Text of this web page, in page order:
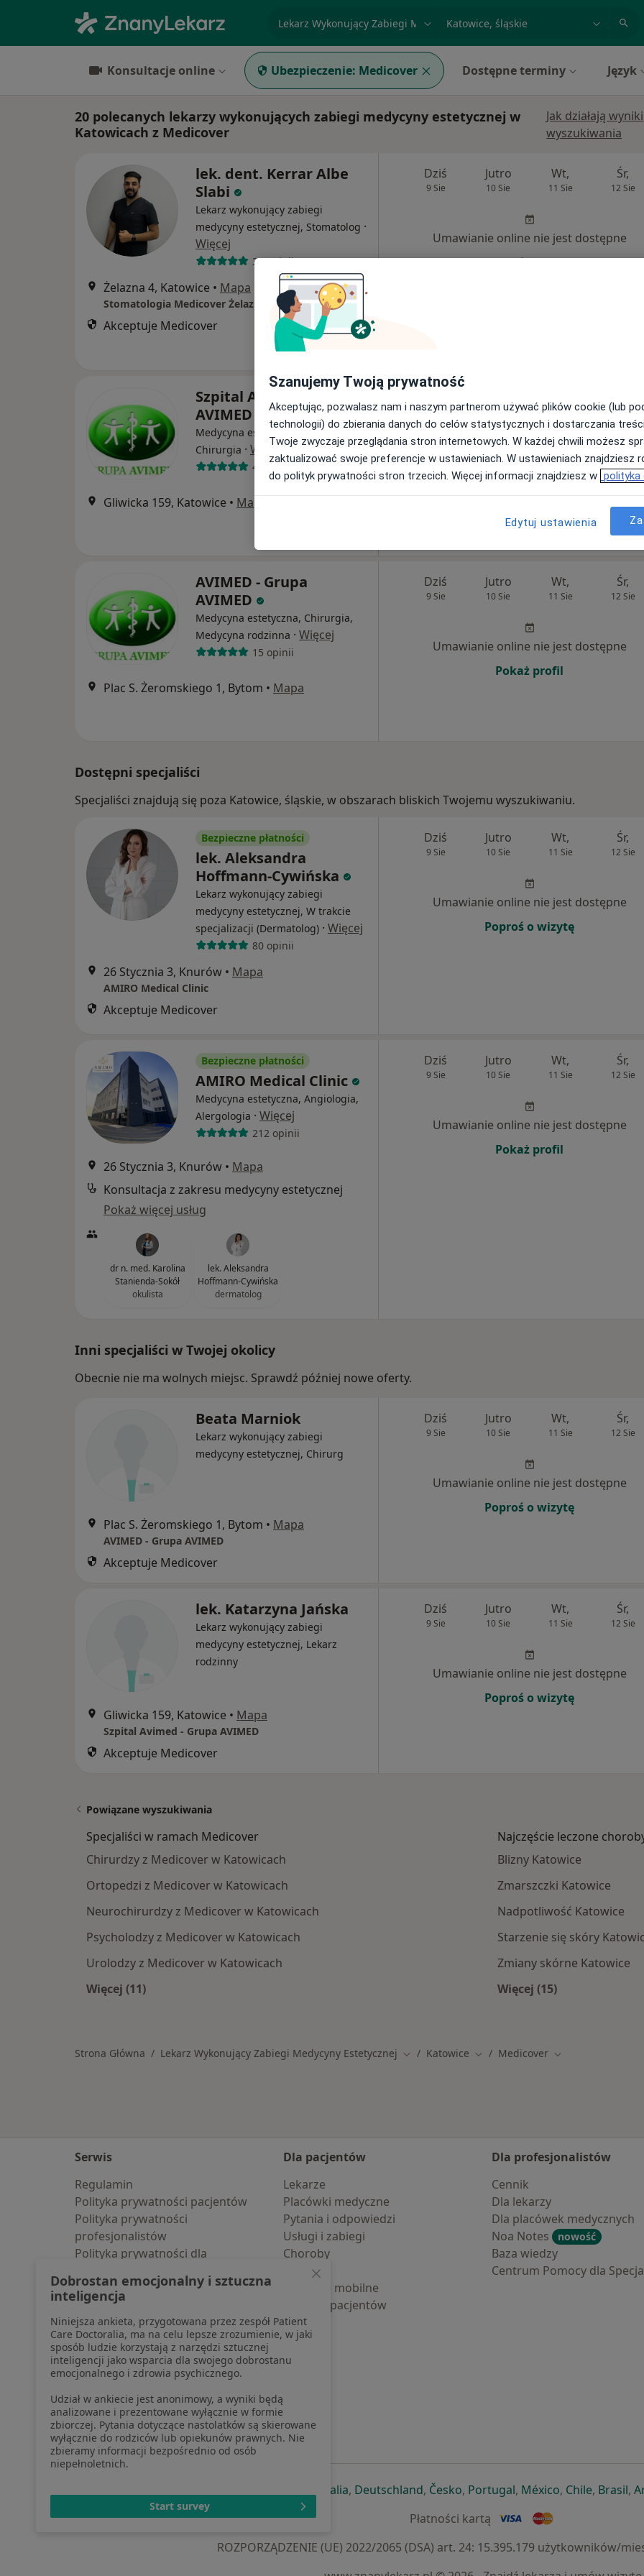
miasto lub dzielnica
Konsultacje online Ubezpieczenie: Medicover Dostępne terminy Język
20 polecanych lekarzy wykonujących zabiegi medycyny estetycznej w
Katowicach z Medicover
Jak działają wyniki
wyszukiwania
lek. dent. Kerrar Albe
Slabi
Lekarz wykonujący zabiegi
medycyny estetycznej, Stomatolog ·
Więcej
31 opinii
Żelazna 4, Katowice • Mapa
Stomatologia Medicover Żelazna Katowice
Akceptuje Medicover
Dziś
9 Sie
Jutro
10 Sie
Wt,
11 Sie
Śr,
12 Sie
Umawianie online nie jest dostępne
Poproś o wizytę
Szpital Avimed - Grupa
AVIMED
Medycyna estetyczna, Ortopedia,
Chirurgia · Więcej
45 opinii
Gliwicka 159, Katowice • Mapa
9 Sie 10 Sie 11 Sie 12 Sie
Umawianie online nie jest dostępne
Pokaż profil
AVIMED - Grupa
AVIMED
Medycyna estetyczna, Chirurgia,
Medycyna rodzinna · Więcej
15 opinii
Plac S. Żeromskiego 1, Bytom • Mapa
Dziś
9 Sie
Jutro
10 Sie
Wt,
11 Sie
Śr,
12 Sie
Umawianie online nie jest dostępne
Pokaż profil
Dostępni specjaliści
Specjaliści znajdują się poza Katowice, śląskie, w obszarach bliskich Twojemu wyszukiwaniu.
Bezpieczne płatności
lek. Aleksandra
Hoffmann-Cywińska
Lekarz wykonujący zabiegi
medycyny estetycznej, W trakcie
specjalizacji (Dermatolog) · Więcej
80 opinii
26 Stycznia 3, Knurów • Mapa
AMIRO Medical Clinic
Akceptuje Medicover
Dziś
9 Sie
Jutro
10 Sie
Wt,
11 Sie
Śr,
12 Sie
Umawianie online nie jest dostępne
Poproś o wizytę
Bezpieczne płatności
AMIRO Medical Clinic
Medycyna estetyczna, Angiologia,
Alergologia · Więcej
212 opinii
26 Stycznia 3, Knurów • Mapa
Konsultacja z zakresu medycyny estetycznej
Pokaż więcej usług
dr n. med. Karolina
Stanienda-Sokół
okulista
lek. Aleksandra
Hoffmann-Cywińska
dermatolog
Dziś
9 Sie
Jutro
10 Sie
Wt,
11 Sie
Śr,
12 Sie
Umawianie online nie jest dostępne
Pokaż profil
Inni specjaliści w Twojej okolicy
Obecnie nie ma wolnych miejsc. Sprawdź później nowe oferty.
Beata Marniok
Lekarz wykonujący zabiegi
medycyny estetycznej, Chirurg
Plac S. Żeromskiego 1, Bytom • Mapa
AVIMED - Grupa AVIMED
Akceptuje Medicover
Dziś
9 Sie
Jutro
10 Sie
Wt,
11 Sie
Śr,
12 Sie
Umawianie online nie jest dostępne
Poproś o wizytę
lek. Katarzyna Jańska
Lekarz wykonujący zabiegi
medycyny estetycznej, Lekarz
rodzinny
Gliwicka 159, Katowice • Mapa
Szpital Avimed - Grupa AVIMED
Akceptuje Medicover
Dziś
9 Sie
Jutro
10 Sie
Wt,
11 Sie
Śr,
12 Sie
Umawianie online nie jest dostępne
Poproś o wizytę
Powiązane wyszukiwania
Specjaliści w ramach Medicover
Chirurdzy z Medicover w Katowicach
Ortopedzi z Medicover w Katowicach
Neurochirurdzy z Medicover w Katowicach
Psycholodzy z Medicover w Katowicach
Urolodzy z Medicover w Katowicach
Więcej (11)
Najczęście leczone
Blizny Katowice
Zmarszczki Katowice
Nadpotliwość Katowice
Starzenie się skóry
Zmiany skórne Katowice
Więcej (15)
Strona Główna Lekarz Wykonujący Zabiegi Medycyny Estetycznej Zmień miasto
Katowice Zmień miasto
Medicover Zmień miasto
Serwis
Regulamin
Polityka prywatności pacjentów
Polityka prywatności
profesjonalistów
Polityka prywatności dla
pozyskaliśmy samodzielnie
Polityka cookies
Jak działają wyniki wyszukiwania
Dostępność
O nas
Praca Rekrutujemy!
Partnerzy
Centrum prasowe
Kontakt
Dla pacjentów
Lekarze
Placówki medyczne
Pytania i odpowiedzi
Usługi i zabiegi
Choroby
Pomoc
Aplikacje mobilne
Blog dla pacjentów
Dla profesjonalistów
Cennik
Dla lekarzy
Dla placówek medycznych
Noa Notes
nowość
Baza wiedzy
Centrum Pomocy dla
otwiera się w nowej karcie
otwiera się w nowej karcie
otwiera się w nowej karcie
Italiaotwiera się w nowej karcie
, Deutschlandotwiera się w nowej karcie
, Českootwiera się w nowej karcie
, Portugalotwiera się w nowej
, Méxicootwiera się w
, Chileotwiera
, Brasil,
Płatności kartą
ROZPORZĄDZENIE (UE) 2022/2065 (DSA) art. 24: 15.395.179 użytkowników/
Szanujemy Twoją prywatność
Akceptując, pozwalasz nam i naszym partnerom używać plików cookie (lub
technologii) do zbierania danych do celów statystycznych i dostarczania
Twoje zwyczaje przeglądania stron internetowych. W każdej chwili możesz
zaktualizować swoje preferencje w ustawieniach. W ustawieniach znajdziesz
do polityk prywatności stron trzecich. Więcej informacji znajdziesz w polityka
Edytuj ustawienia
Dobrostan emocjonalny i sztuczna
inteligencja
Niniejsza ankieta, przygotowana przez zespół Patient
Care Doctoralia, ma na celu lepsze zrozumienie, w jaki
sposób ludzie korzystają z narzędzi sztucznej
inteligencji jako wsparcia dla swojego dobrostanu
emocjonalnego i zdrowia psychicznego.
Udział w ankiecie jest anonimowy, a wyniki będą
analizowane i prezentowane wyłącznie w formie
zbiorczej. Pytania dotyczące nastolatków są skierowane
wyłącznie do rodziców lub opiekunów prawnych. Nie
zbieramy informacji bezpośrednio od osób
niepełnoletnich.
Start survey